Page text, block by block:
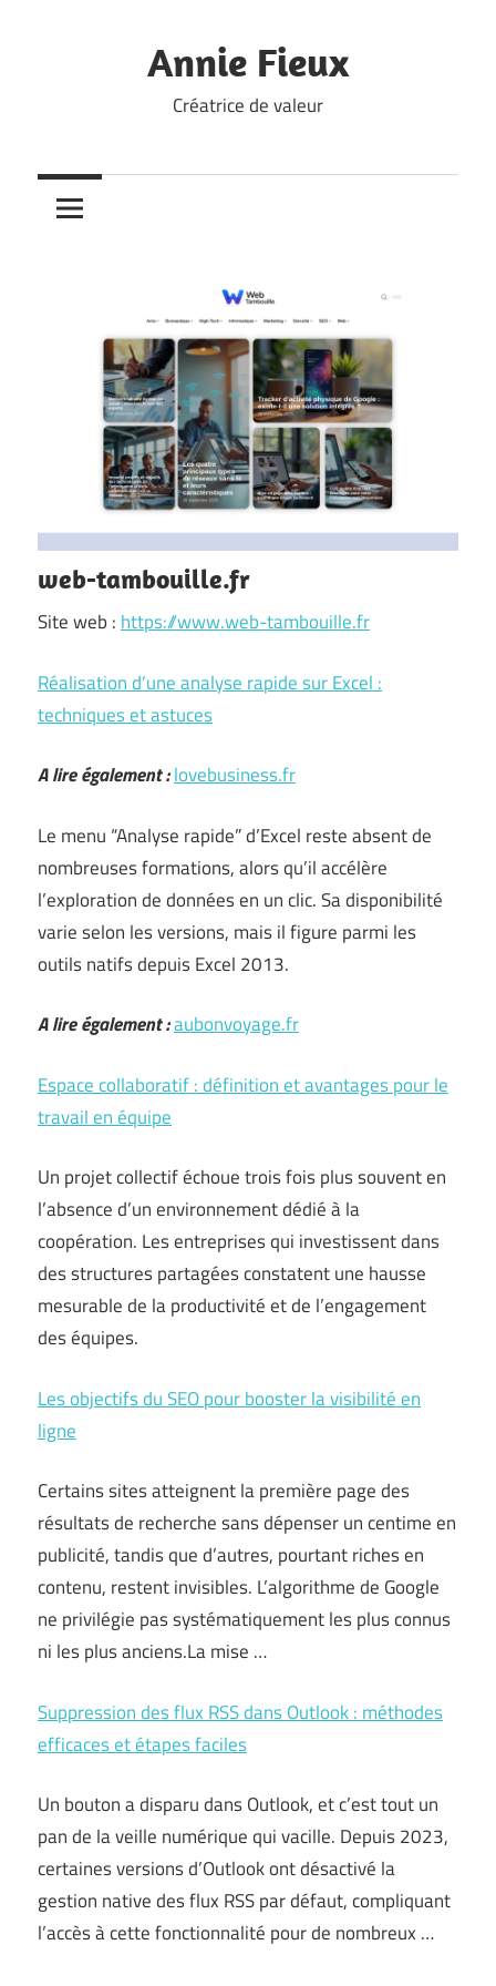
Annie Fieux
Créatrice de valeur
web-tambouille.fr
Site web : https://www.web-tambouille.fr
Réalisation d’une analyse rapide sur Excel :
techniques et astuces
A lire également :lovebusiness.fr
Le menu “Analyse rapide” d’Excel reste absent de
nombreuses formations, alors qu’il accélère
l’exploration de données en un clic. Sa disponibilité
varie selon les versions, mais il figure parmi les
outils natifs depuis Excel 2013.
A lire également :aubonvoyage.fr
Espace collaboratif : définition et avantages pour le
travail en équipe
Un projet collectif échoue trois fois plus souvent en
l’absence d’un environnement dédié à la
coopération. Les entreprises qui investissent dans
des structures partagées constatent une hausse
mesurable de la productivité et de l’engagement
des équipes.
Les objectifs du SEO pour booster la visibilité en
ligne
Certains sites atteignent la première page des
résultats de recherche sans dépenser un centime en
publicité, tandis que d’autres, pourtant riches en
contenu, restent invisibles. L’algorithme de Google
ne privilégie pas systématiquement les plus connus
ni les plus anciens.La mise …
Suppression des flux RSS dans Outlook : méthodes
efficaces et étapes faciles
Un bouton a disparu dans Outlook, et c’est tout un
pan de la veille numérique qui vacille. Depuis 2023,
certaines versions d’Outlook ont désactivé la
gestion native des flux RSS par défaut, compliquant
l’accès à cette fonctionnalité pour de nombreux …